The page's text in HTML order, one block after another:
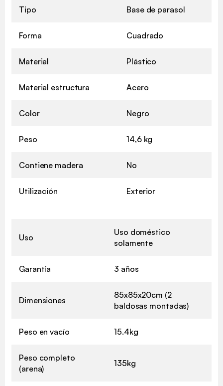
Tipo Base de parasol
Forma Cuadrado
Material Plástico
Material estructura Acero
Color Negro
Peso 14,6 kg
Contiene madera No
Utilización Exterior
Uso
Uso doméstico
solamente
Garantía 3 años
Dimensiones
85x85x20cm (2
baldosas montadas)
Peso en vacío 15.4kg
Peso completo
(arena)
135kg